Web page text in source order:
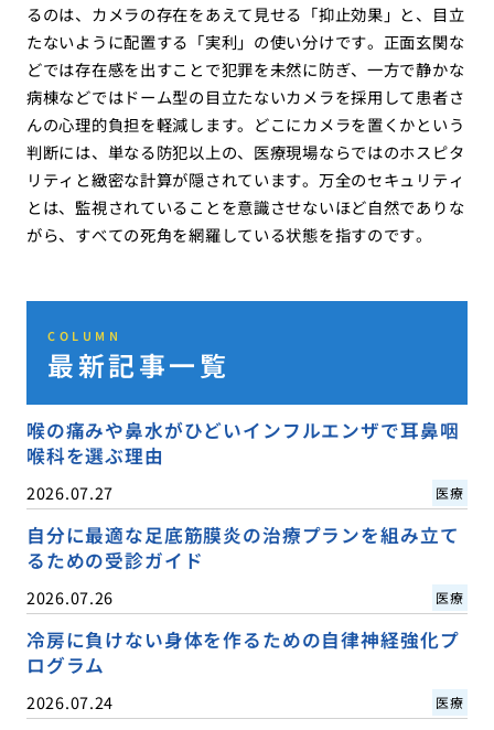
るのは、カメラの存在をあえて見せる「抑止効果」と、目立
たないように配置する「実利」の使い分けです。正面玄関な
どでは存在感を出すことで犯罪を未然に防ぎ、一方で静かな
病棟などではドーム型の目立たないカメラを採用して患者さ
んの心理的負担を軽減します。どこにカメラを置くかという
判断には、単なる防犯以上の、医療現場ならではのホスピタ
リティと緻密な計算が隠されています。万全のセキュリティ
とは、監視されていることを意識させないほど自然でありな
がら、すべての死角を網羅している状態を指すのです。
COLUMN
最新記事一覧
喉の痛みや鼻水がひどいインフルエンザで耳鼻咽
喉科を選ぶ理由
2026.07.27 医療
自分に最適な足底筋膜炎の治療プランを組み立て
るための受診ガイド
2026.07.26 医療
冷房に負けない身体を作るための自律神経強化プ
ログラム
2026.07.24 医療